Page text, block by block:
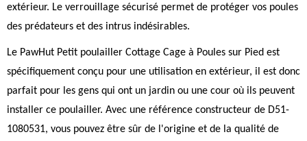
extérieur. Le verrouillage sécurisé permet de protéger vos poules
des prédateurs et des intrus indésirables.
Le PawHut Petit poulailler Cottage Cage à Poules sur Pied est
spécifiquement conçu pour une utilisation en extérieur, il est donc
parfait pour les gens qui ont un jardin ou une cour où ils peuvent
installer ce poulailler. Avec une référence constructeur de D51-
1080531, vous pouvez être sûr de l'origine et de la qualité de